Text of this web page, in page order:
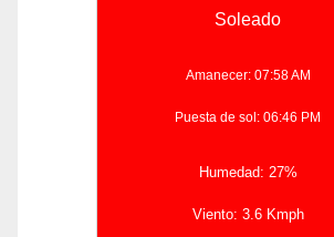
Soleado
Amanecer: 07:58 AM
Puesta de sol: 06:46 PM
Humedad: 27%
Viento: 3.6 Kmph